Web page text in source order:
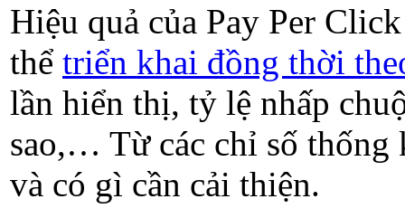
Hiệu quả của Pay Per
thể triển khai đồng thời
lần hiển thị, tỷ lệ nhấp
sao,… Từ các chỉ số thống
và có gì cần cải thiện.